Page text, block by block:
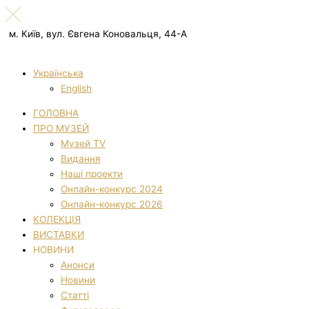
м. Київ, вул. Євгена Коновальця, 44-А
Українська
English
ГОЛОВНА
ПРО МУЗЕЙ
Музей TV
Видання
Наші проекти
Онлайн-конкурс 2024
Онлайн-конкурс 2026
КОЛЕКЦІЯ
ВИСТАВКИ
НОВИНИ
Анонси
Новини
Статті